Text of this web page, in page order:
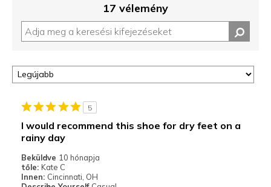
17 vélemény
5
I would recommend this shoe for dry feet on a
rainy day
Beküldve 10 hónapja
tőle: Kate C
Innen: Cincinnati, OH